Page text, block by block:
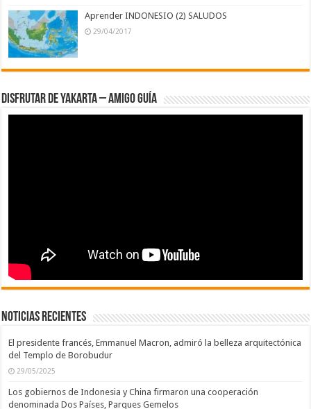
Aprender INDONESIO (2) SALUDOS
29/04/2017
DISFRUTAR DE YAKARTA – AMIGO GUÍA
Noticias recientes
El presidente francés, Emmanuel Macron, admiró la belleza arquitectónica
del Templo de Borobudur
29/05/2025
Los gobiernos de Indonesia y China firmaron una cooperación
denominada Dos Países, Parques Gemelos